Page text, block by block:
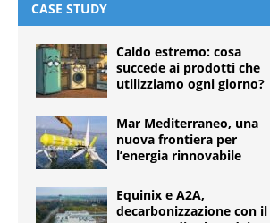
CASE STUDY
Caldo estremo: cosa
succede ai prodotti che
utilizziamo ogni giorno?
Mar Mediterraneo, una
nuova frontiera per
l’energia rinnovabile
Equinix e A2A,
decarbonizzazione con il